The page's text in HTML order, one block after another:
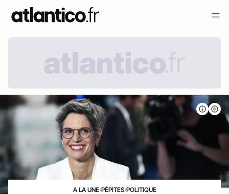
A LA UNE›PÉPITES›POLITIQUE